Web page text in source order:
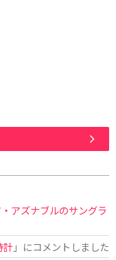
アズナブルのサングラ
計」にコメントしました